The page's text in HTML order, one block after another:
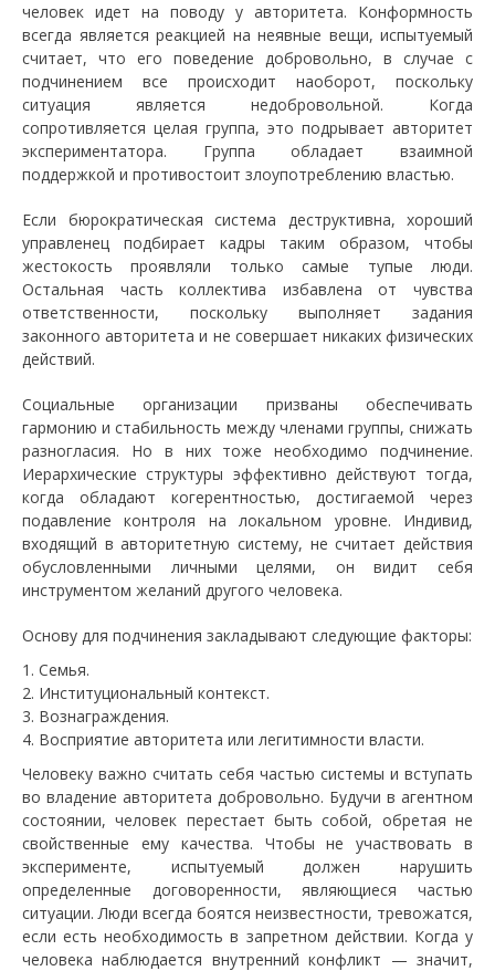
человек идет на поводу у авторитета. Конформность
всегда является реакцией на неявные вещи, испытуемый
считает, что его поведение добровольно, в случае с
подчинением все происходит наоборот, поскольку
ситуация является недобровольной. Когда
сопротивляется целая группа, это подрывает авторитет
экспериментатора. Группа обладает взаимной
поддержкой и противостоит злоупотреблению властью.
Если бюрократическая система деструктивна, хороший
управленец подбирает кадры таким образом, чтобы
жестокость проявляли только самые тупые люди.
Остальная часть коллектива избавлена от чувства
ответственности, поскольку выполняет задания
законного авторитета и не совершает никаких физических
действий.
Социальные организации призваны обеспечивать
гармонию и стабильность между членами группы, снижать
разногласия. Но в них тоже необходимо подчинение.
Иерархические структуры эффективно действуют тогда,
когда обладают когерентностью, достигаемой через
подавление контроля на локальном уровне. Индивид,
входящий в авторитетную систему, не считает действия
обусловленными личными целями, он видит себя
инструментом желаний другого человека.
Основу для подчинения закладывают следующие факторы:
Семья.
Институциональный контекст.
Вознаграждения.
Восприятие авторитета или легитимности власти.
Человеку важно считать себя частью системы и вступать
во владение авторитета добровольно. Будучи в агентном
состоянии, человек перестает быть собой, обретая не
свойственные ему качества. Чтобы не участвовать в
эксперименте, испытуемый должен нарушить
определенные договоренности, являющиеся частью
ситуации. Люди всегда боятся неизвестности, тревожатся,
если есть необходимость в запретном действии. Когда у
человека наблюдается внутренний конфликт — значит,